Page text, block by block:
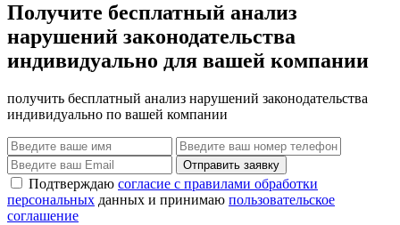
Получите бесплатный анализ
нарушений законодательства
индивидуально для вашей компании
получить бесплатный анализ нарушений законодательства
индивидуально по вашей компании
Отправить заявку
Подтверждаю согласие с правилами обработки
персональных данных и принимаю пользовательское
соглашение